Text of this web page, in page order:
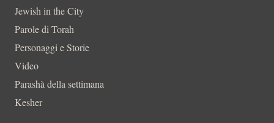
Jewish in the City
Parole di Torah
Personaggi e Storie
Video
Parashà della settimana
Kesher